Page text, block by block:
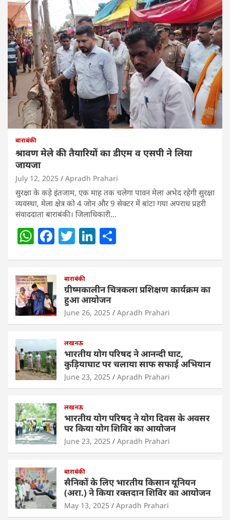
बाराबंकी
श्रावण मेले की तैयारियों का डीएम व एसपी ने लिया
जायजा
July 12, 2025 Apradh Prahari
सुरक्षा के कड़े इंतजाम, एक माह तक चलेगा पावन मेला अभेद रहेगी सुरक्षा
व्यवस्था, मेला क्षेत्र को 4 जोन और 9 सेक्टर में बांटा गया अपराध प्रहरी
संवाददाता बाराबंकी। जिलाधिकारी…
W
at
s
A
p
p
F
c
e
b
o
o
k
T
er
Li
e
dI
n
e
बाराबंकी
ग्रीष्मकालीन चित्रकला प्रशिक्षण कार्यक्रम का
हुआ आयोजन
June 26, 2025 Apradh Prahari
लखनऊ
भारतीय योग परिषद ने आनन्दी घाट,
कुड़ियाघाट पर चलाया साफ सफाई अभियान
June 23, 2025 Apradh Prahari
लखनऊ
भारतीय योग परिषद् ने योग दिवस के अवसर
पर किया योग शिविर का आयोजन
June 23, 2025 Apradh Prahari
बाराबंकी
सैनिकों के लिए भारतीय किसान यूनियन
(अरा.) ने किया रक्तदान शिविर का आयोजन
May 13, 2025 Apradh Prahari